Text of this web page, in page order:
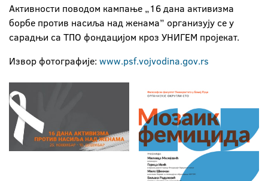
Активности поводом кампање „16 дана активизма
борбе против насиља над женама” организују се у
сарадњи са ТПО фондацијом кроз УНИГЕМ пројекат.
Извор фотографије: www.psf.vojvodina.gov.rs